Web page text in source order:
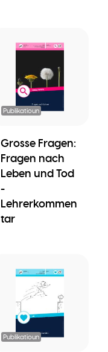
Publikatioun
Grosse Fragen:
Fragen nach
Leben und Tod
-
Lehrerkommen
tar
Publikatioun